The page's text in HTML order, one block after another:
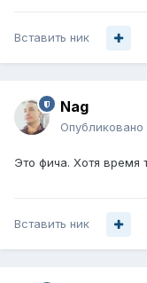
Вставить ник
Nag
Опубликовано
Это фича. Хотя время
Вставить ник